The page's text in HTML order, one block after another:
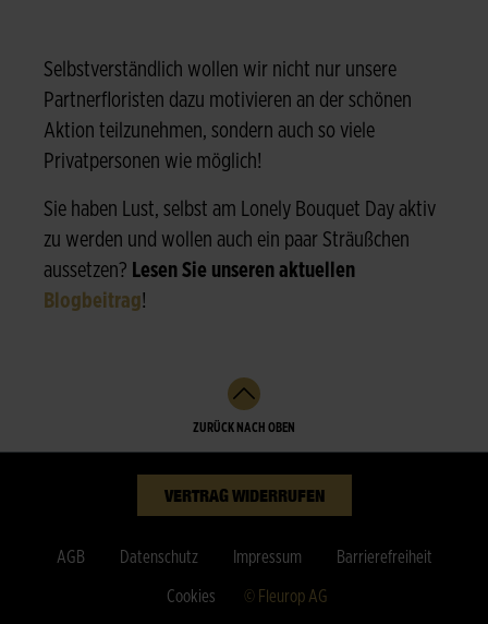
Selbstverständlich wollen wir nicht nur unsere
Partnerfloristen dazu motivieren an der schönen
Aktion teilzunehmen, sondern auch so viele
Privatpersonen wie möglich!
Sie haben Lust, selbst am Lonely Bouquet Day aktiv
zu werden und wollen auch ein paar Sträußchen
aussetzen? Lesen Sie unseren aktuellen
Blogbeitrag!
ZURÜCK NACH OBEN
VERTRAG WIDERRUFEN
AGB Datenschutz Impressum Barrierefreiheit
Cookies © Fleurop AG